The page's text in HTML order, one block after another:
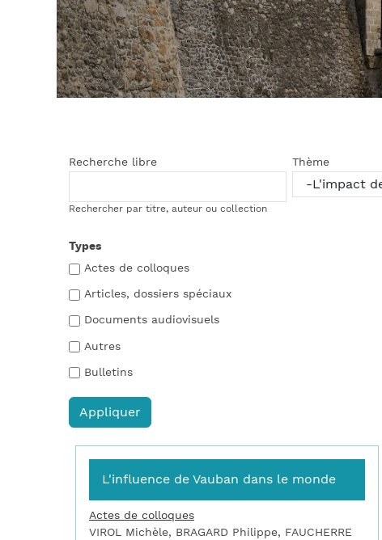
Recherche libre
Rechercher par titre, auteur ou collection
Thème
Types
Actes de colloques
Articles, dossiers spéciaux
Documents audiovisuels
Autres
Bulletins
L'influence de Vauban dans le monde
Actes de colloques
VIROL Michèle, BRAGARD Philippe, FAUCHERRE